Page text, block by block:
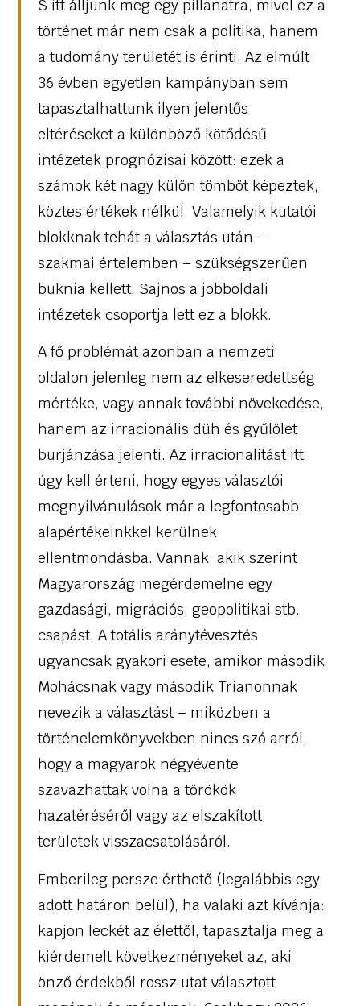
S itt álljunk meg egy pillanatra, mivel ez a
történet már nem csak a politika, hanem
a tudomány területét is érinti. Az elmúlt
36 évben egyetlen kampányban sem
tapasztalhattunk ilyen jelentős
eltéréseket a különböző kötődésű
intézetek prognózisai között: ezek a
számok két nagy külön tömböt képeztek,
köztes értékek nélkül. Valamelyik kutatói
blokknak tehát a választás után –
szakmai értelemben – szükségszerűen
buknia kellett. Sajnos a jobboldali
intézetek csoportja lett ez a blokk.
A fő problémát azonban a nemzeti
oldalon jelenleg nem az elkeseredettség
mértéke, vagy annak további növekedése,
hanem az irracionális düh és gyűlölet
burjánzása jelenti. Az irracionalitást itt
úgy kell érteni, hogy egyes választói
megnyilvánulások már a legfontosabb
alapértékeinkkel kerülnek
ellentmondásba. Vannak, akik szerint
Magyarország megérdemelne egy
gazdasági, migrációs, geopolitikai stb.
csapást. A totális aránytévesztés
ugyancsak gyakori esete, amikor második
Mohácsnak vagy második Trianonnak
nevezik a választást – miközben a
történelemkönyvekben nincs szó arról,
hogy a magyarok négyévente
szavazhattak volna a törökök
hazatéréséről vagy az elszakított
területek visszacsatolásáról.
Emberileg persze érthető (legalábbis egy
adott határon belül), ha valaki azt kívánja:
kapjon leckét az élettől, tapasztalja meg a
kiérdemelt következményeket az, aki
önző érdekből rossz utat választott